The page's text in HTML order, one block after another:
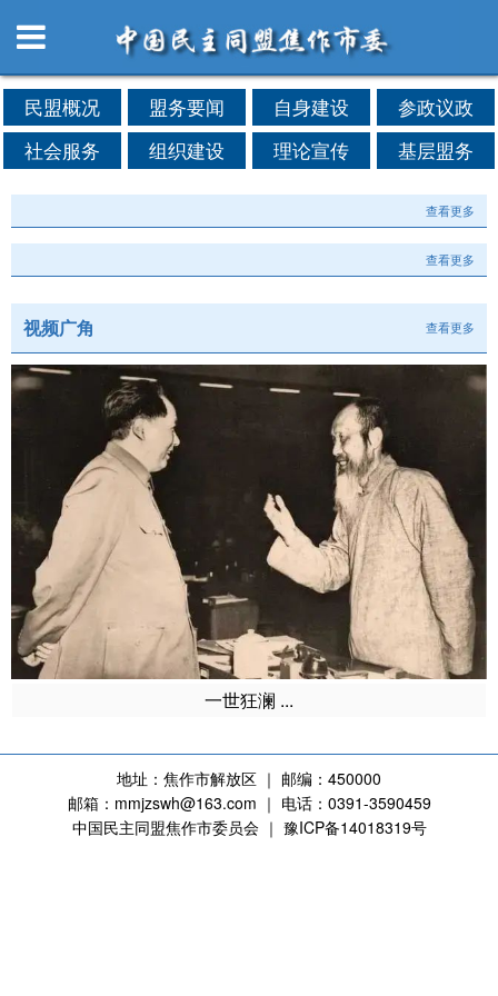
民盟概况 盟务要闻 自身建设
参政议政
社会服务
组织建设 理论宣传 基层盟务
查看更多
查看更多
视频广角 查看更多
一世狂澜 ...
地址：焦作市解放区 ｜ 邮编：450000
邮箱：mmjzswh@163.com ｜ 电话：0391-3590459
中国民主同盟焦作市委员会 ｜ 豫ICP备14018319号